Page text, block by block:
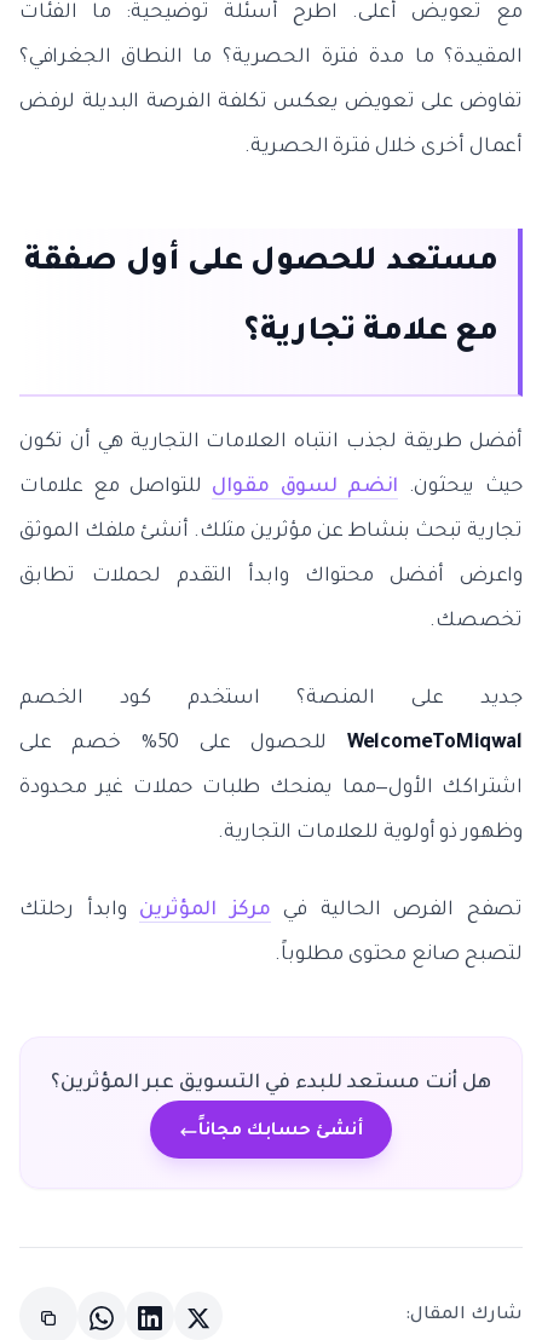
مع تعويض أعلى. اطرح أسئلة توضيحية: ما الفئات
المقيدة؟ ما مدة فترة الحصرية؟ ما النطاق الجغرافي؟
تفاوض على تعويض يعكس تكلفة الفرصة البديلة لرفض
أعمال أخرى خلال فترة الحصرية.
مستعد للحصول على أول صفقة
مع علامة تجارية؟
أفضل طريقة لجذب انتباه العلامات التجارية هي أن تكون
حيث يبحثون. انضم لسوق مقوال للتواصل مع علامات
تجارية تبحث بنشاط عن مؤثرين مثلك. أنشئ ملفك الموثق
واعرض أفضل محتواك وابدأ التقدم لحملات تطابق
تخصصك.
جديد على المنصة؟ استخدم كود الخصم
WelcomeToMiqwal للحصول على 50% خصم على
اشتراكك الأول—مما يمنحك طلبات حملات غير محدودة
وظهور ذو أولوية للعلامات التجارية.
تصفح الفرص الحالية في مركز المؤثرين وابدأ رحلتك
لتصبح صانع محتوى مطلوباً.
هل أنت مستعد للبدء في التسويق عبر المؤثرين؟
أنشئ حسابك مجاناً
شارك المقال: